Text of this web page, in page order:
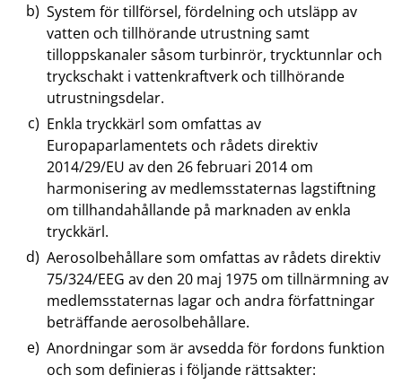
System för tillförsel, fördelning och utsläpp av
vatten och tillhörande utrustning samt
tilloppskanaler såsom turbinrör, trycktunnlar och
tryckschakt i vattenkraftverk och tillhörande
utrustningsdelar.
Enkla tryckkärl som omfattas av
Europaparlamentets och rådets direktiv
2014/29/EU av den 26 februari 2014 om
harmonisering av medlemsstaternas lagstiftning
om tillhandahållande på marknaden av enkla
tryckkärl.
Aerosolbehållare som omfattas av rådets direktiv
75/324/EEG av den 20 maj 1975 om tillnärmning av
medlemsstaternas lagar och andra författningar
beträffande aerosolbehållare.
Anordningar som är avsedda för fordons funktion
och som definieras i följande rättsakter: